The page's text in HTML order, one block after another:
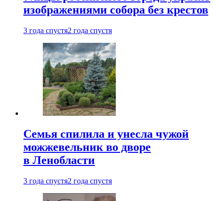
изображениями собора без крестов
3 года спустя2 года спустя
Семья спилила и унесла чужой
можжевельник во дворе
в Ленобласти
3 года спустя2 года спустя